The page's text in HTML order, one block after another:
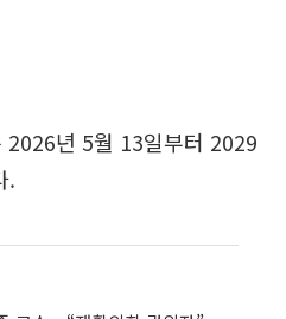
2026년 5월 13일부터 2029
.